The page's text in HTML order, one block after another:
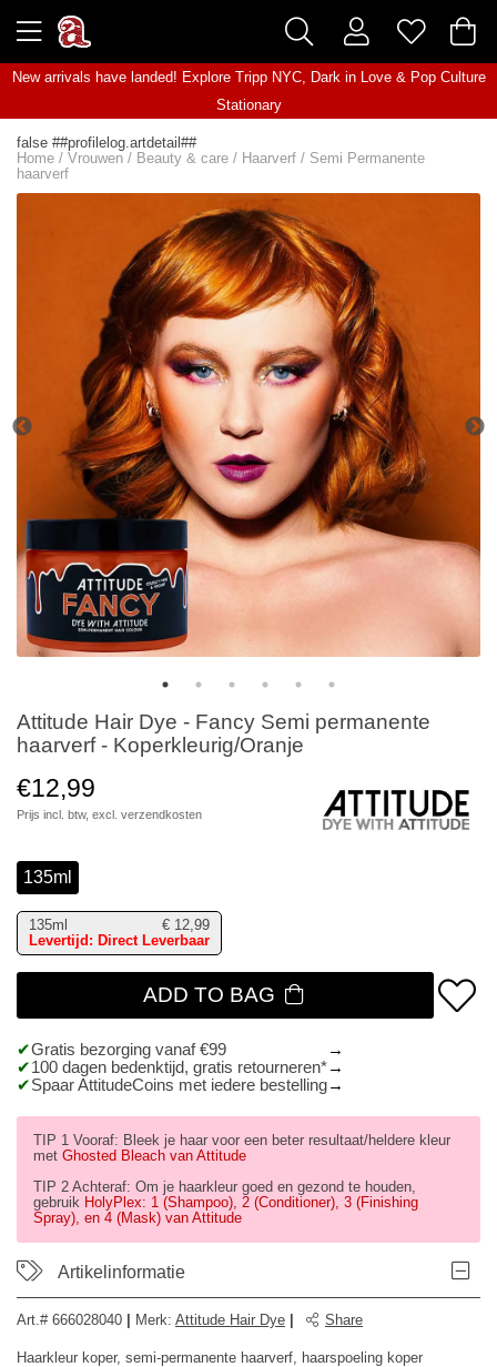
New arrivals have landed! Explore Tripp NYC, Dark in Love& Pop Culture
Stationary
false ##profilelog.artdetail##
Home / Vrouwen / Beauty & care / Haarverf / Semi Permanente
haarverf
Attitude Hair Dye - Fancy Semi permanente
haarverf - Koperkleurig/Oranje
€12,99
Prijs incl. btw, excl. verzendkosten
135ml
135ml € 12,99
Levertijd: Direct Leverbaar
ADD TO BAG
Gratis bezorging vanaf €99
100 dagen bedenktijd, gratis retourneren*
Spaar AttitudeCoins met iedere bestelling
TIP 1 Vooraf: Bleek je haar voor een beter resultaat/heldere kleur
met Ghosted Bleach van Attitude
TIP 2 Achteraf: Om je haarkleur goed en gezond te houden,
gebruik HolyPlex: 1 (Shampoo), 2 (Conditioner), 3 (Finishing
Spray), en 4 (Mask) van Attitude
Artikelinformatie
Art.# 666028040 Merk: Attitude Hair Dye Share
Haarkleur koper, semi-permanente haarverf, haarspoeling koper